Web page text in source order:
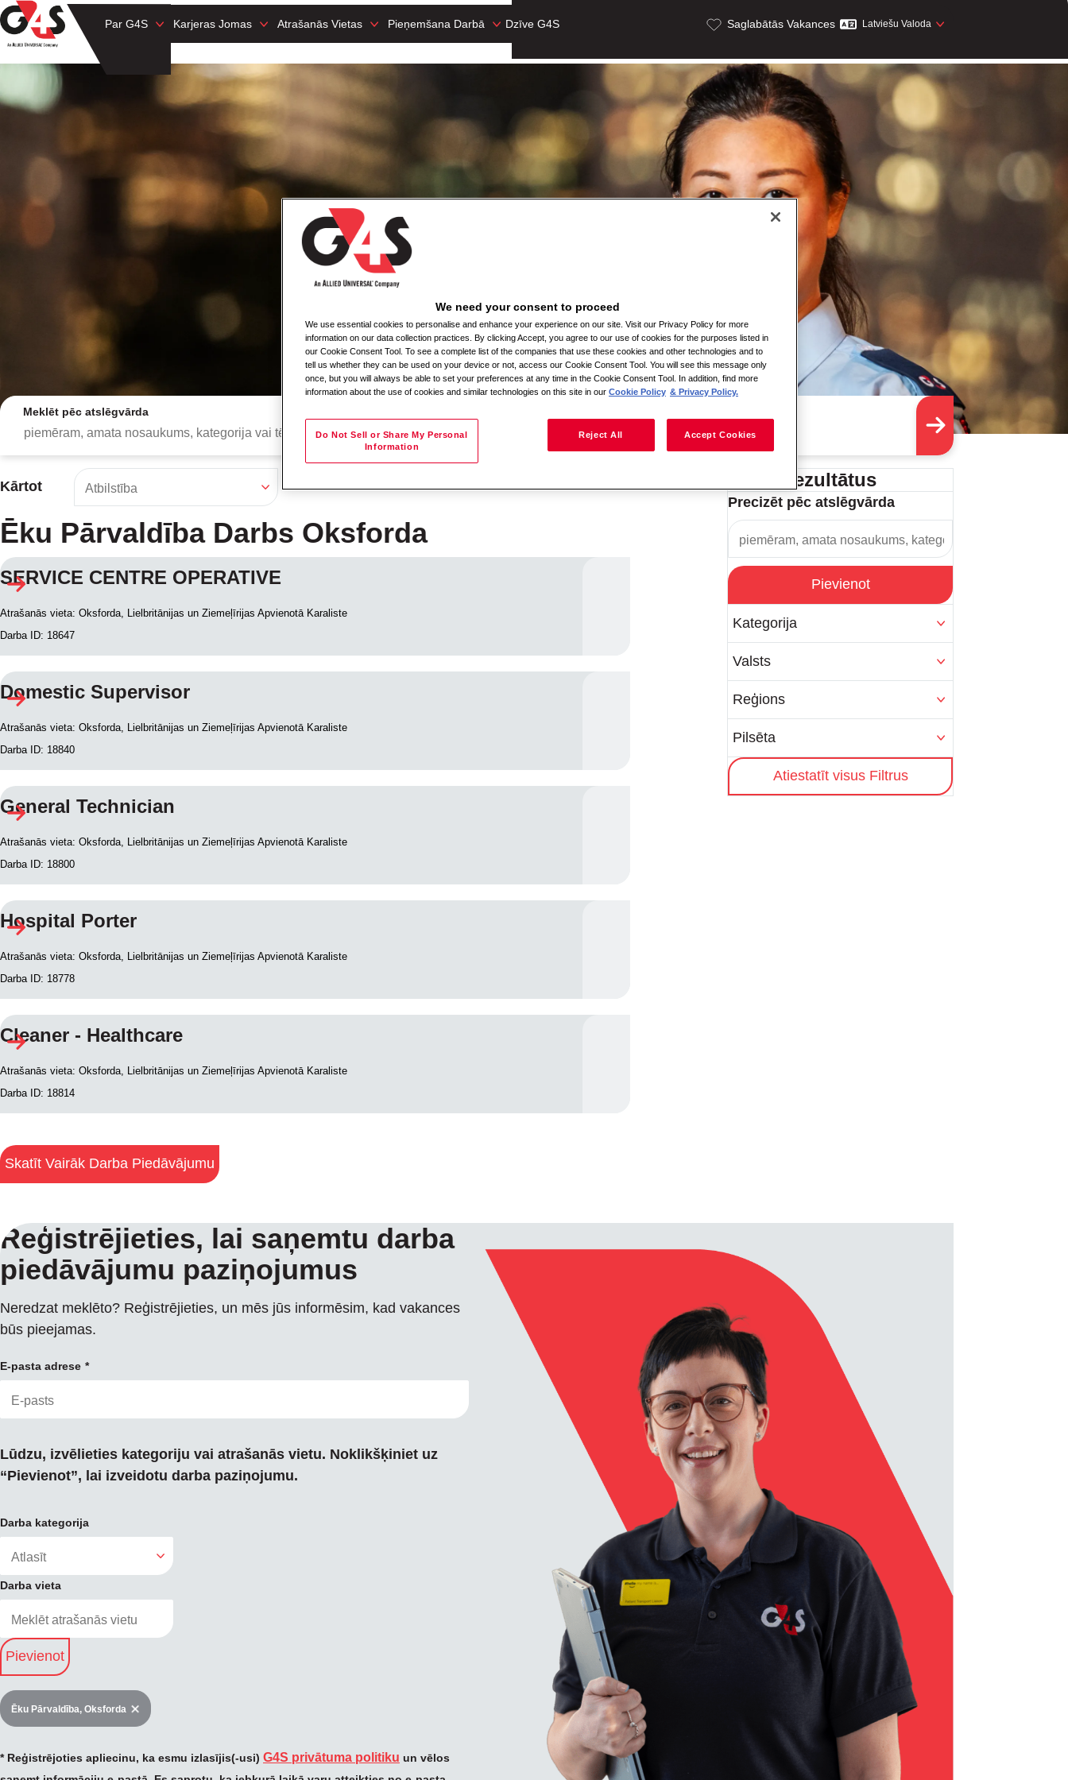
Par G4S Karjeras Jomas Atrašanās Vietas Pieņemšana Darbā Dzīve G4S Saglabātās Vakances Latviešu Valoda
Meklēšanas rezultāti
Meklēt pēc atslēgvārda
Kārtot
Ēku Pārvaldība Darbs Oksforda
SERVICE CENTRE OPERATIVE
Atrašanās vieta: Oksforda, Lielbritānijas un Ziemeļīrijas Apvienotā Karaliste
Darba ID: 18647
Domestic Supervisor
Atrašanās vieta: Oksforda, Lielbritānijas un Ziemeļīrijas Apvienotā Karaliste
Darba ID: 18840
General Technician
Atrašanās vieta: Oksforda, Lielbritānijas un Ziemeļīrijas Apvienotā Karaliste
Darba ID: 18800
Hospital Porter
Atrašanās vieta: Oksforda, Lielbritānijas un Ziemeļīrijas Apvienotā Karaliste
Darba ID: 18778
Cleaner - Healthcare
Atrašanās vieta: Oksforda, Lielbritānijas un Ziemeļīrijas Apvienotā Karaliste
Darba ID: 18814
Skatīt Vairāk Darba Piedāvājumu
Filtrēt rezultātus
Precizēt pēc atslēgvārda
Pievienot
Kategorija
Valsts
Reģions
Pilsēta
Atiestatīt visus Filtrus
Reģistrējieties, lai saņemtu darba
piedāvājumu paziņojumus
Neredzat meklēto? Reģistrējieties, un mēs jūs informēsim, kad vakances
būs pieejamas.
E-pasta adrese
Lūdzu, izvēlieties kategoriju vai atrašanās vietu. Noklikšķiniet uz
“Pievienot”, lai izveidotu darba paziņojumu.
Darba kategorija
Darba vieta
Pievienot
Ēku Pārvaldība, Oksforda
* Reģistrējoties apliecinu, ka esmu izlasījis(-usi) G4S privātuma politiku un vēlos
We need your consent to proceed
We use essential cookies to personalise and enhance your experience on our site. Visit our Privacy Policy for more
information on our data collection practices. By clicking Accept, you agree to our use of cookies for the purposes listed in
our Cookie Consent Tool. To see a complete list of the companies that use these cookies and other technologies and to
tell us whether they can be used on your device or not, access our Cookie Consent Tool. You will see this message only
once, but you will always be able to set your preferences at any time in the Cookie Consent Tool. In addition, find more
information about the use of cookies and similar technologies on this site in our Cookie Policy & Privacy Policy.
Do Not Sell or Share My Personal
Information
Reject All Accept Cookies